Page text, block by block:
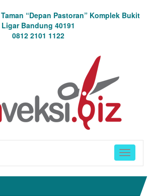
“Depan Pastoran” Komplek Bukit
Ligar Bandung 40191
0812 2101 1122